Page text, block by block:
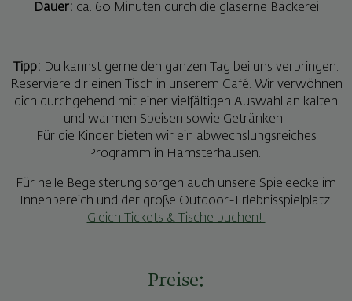
Dauer: ca. 60 Minuten durch die gläserne Bäckerei
Tipp: Du kannst gerne den ganzen Tag bei uns verbringen.
Reserviere dir einen Tisch in unserem Café. Wir verwöhnen
dich durchgehend mit einer vielfältigen Auswahl an kalten
und warmen Speisen sowie Getränken.
Für die Kinder bieten wir ein abwechslungsreiches
Programm in Hamsterhausen.
Für helle Begeisterung sorgen auch unsere Spieleecke im
Innenbereich und der große Outdoor-Erlebnisspielplatz.
Gleich Tickets & Tische buchen!
Preise: